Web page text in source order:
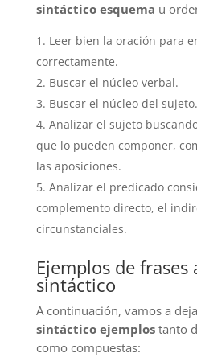
sintáctico esquema u
Leer bien la oración para
correctamente.
Buscar el núcleo verbal.
Buscar el núcleo del sujeto.
Analizar el sujeto
que lo pueden componer,
las aposiciones.
Analizar el predicado
complemento directo, el
circunstanciales.
Ejemplos de frases
sintáctico
A continuación, vamos a
sintáctico ejemplos tanto
como compuestas: